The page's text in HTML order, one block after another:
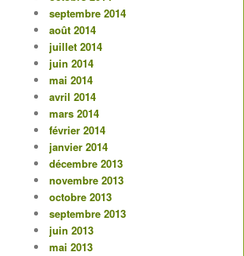
septembre 2014
août 2014
juillet 2014
juin 2014
mai 2014
avril 2014
mars 2014
février 2014
janvier 2014
décembre 2013
novembre 2013
octobre 2013
septembre 2013
juin 2013
mai 2013